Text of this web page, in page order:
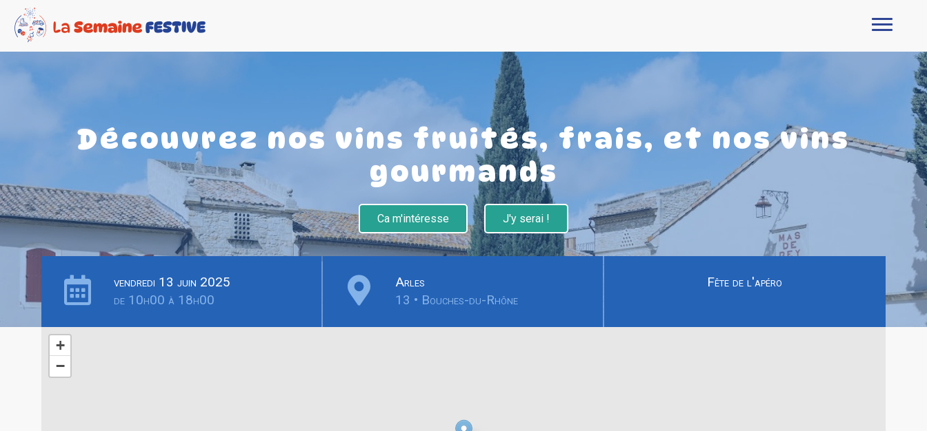
Découvrez nos vins fruités, frais, et nos vins
gourmands
Ca m'intéresse J'y serai !
vendredi 13 juin 2025
de 10h00 à 18h00
Arles
13 • Bouches-du-Rhône
Fête de l'apéro
+
−